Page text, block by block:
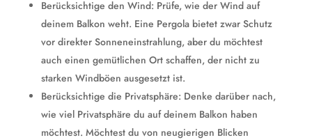
Berücksichtige den Wind: Prüfe, wie der Wind auf
deinem Balkon weht. Eine Pergola bietet zwar Schutz
vor direkter Sonneneinstrahlung, aber du möchtest
auch einen gemütlichen Ort schaffen, der nicht zu
starken Windböen ausgesetzt ist.
Berücksichtige die Privatsphäre: Denke darüber nach,
wie viel Privatsphäre du auf deinem Balkon haben
möchtest. Möchtest du von neugierigen Blicken